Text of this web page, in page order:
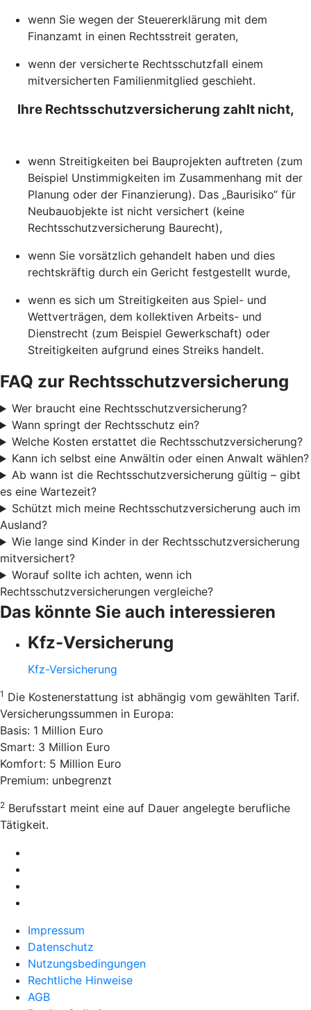
wenn Sie wegen der Steuererklärung mit dem
Finanzamt in einen Rechtsstreit geraten,
wenn der versicherte Rechtsschutzfall einem
mitversicherten Familienmitglied geschieht.
Ihre Rechtsschutzversicherung zahlt nicht,
wenn Streitigkeiten bei Bauprojekten auftreten (zum
Beispiel Unstimmigkeiten im Zusammenhang mit der
Planung oder der Finanzierung). Das „Baurisiko“ für
Neubauobjekte ist nicht versichert (keine
Rechtsschutzversicherung Baurecht),
wenn Sie vorsätzlich gehandelt haben und dies
rechtskräftig durch ein Gericht festgestellt wurde,
wenn es sich um Streitigkeiten aus Spiel- und
Wettverträgen, dem kollektiven Arbeits- und
Dienstrecht (zum Beispiel Gewerkschaft) oder
Streitigkeiten aufgrund eines Streiks handelt.
FAQ zur Rechtsschutzversicherung
Wer braucht eine Rechtsschutzversicherung?
Wann springt der Rechtsschutz ein?
Welche Kosten erstattet die Rechtsschutzversicherung?
Kann ich selbst eine Anwältin oder einen Anwalt wählen?
Ab wann ist die Rechtsschutzversicherung gültig – gibt
es eine Wartezeit?
Schützt mich meine Rechtsschutzversicherung auch im
Ausland?
Wie lange sind Kinder in der Rechtsschutzversicherung
mitversichert?
Worauf sollte ich achten, wenn ich
Rechtsschutzversicherungen vergleiche?
Das könnte Sie auch interessieren
Kfz-Versicherung
Kfz-Versicherung
1 Die Kostenerstattung ist abhängig vom gewählten Tarif.
Versicherungssummen in Europa:
Basis: 1 Million Euro
Smart: 3 Million Euro
Komfort: 5 Million Euro
Premium: unbegrenzt
2 Berufsstart meint eine auf Dauer angelegte berufliche
Tätigkeit.
Impressum
Datenschutz
Nutzungsbedingungen
Rechtliche Hinweise
AGB